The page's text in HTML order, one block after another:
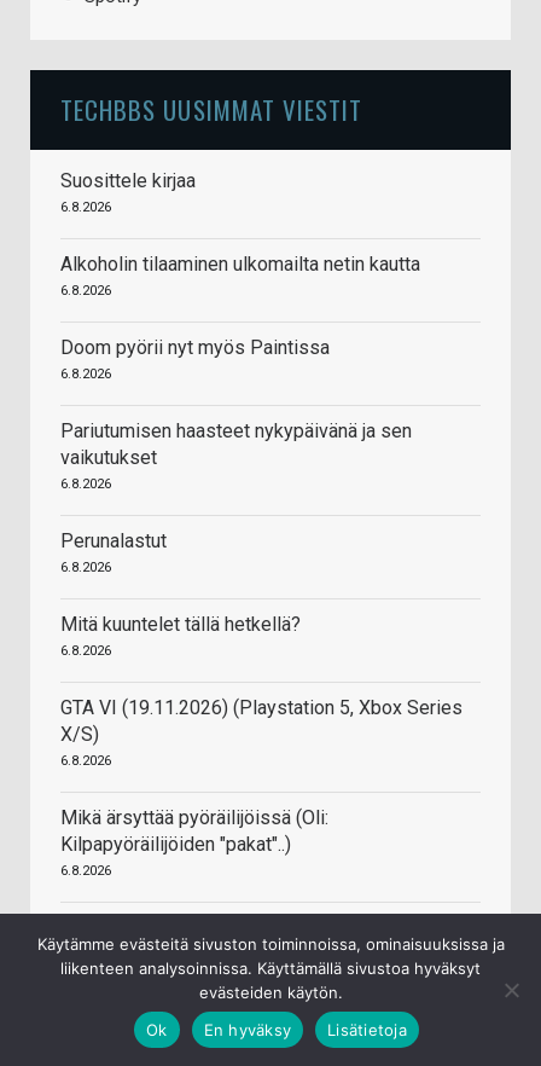
TECHBBS UUSIMMAT VIESTIT
Suosittele kirjaa
6.8.2026
Alkoholin tilaaminen ulkomailta netin kautta
6.8.2026
Doom pyörii nyt myös Paintissa
6.8.2026
Pariutumisen haasteet nykypäivänä ja sen
vaikutukset
6.8.2026
Perunalastut
6.8.2026
Mitä kuuntelet tällä hetkellä?
6.8.2026
GTA VI (19.11.2026) (Playstation 5, Xbox Series
X/S)
6.8.2026
Mikä ärsyttää pyöräilijöissä (Oli:
Kilpapyöräilijöiden "pakat"..)
6.8.2026
6.8.2026
Käytämme evästeitä sivuston toiminnoissa, ominaisuuksissa ja
liikenteen analysoinnissa. Käyttämällä sivustoa hyväksyt
evästeiden käytön.
Ok
En hyväksy Lisätietoja